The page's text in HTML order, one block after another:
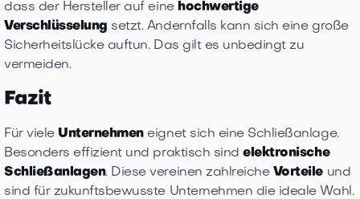
dass der Hersteller auf eine hochwertige
Verschlüsselung setzt. Andernfalls kann sich eine große
Sicherheitslücke auftun. Das gilt es unbedingt zu
vermeiden.
Fazit
Für viele Unternehmeneignet sich eine Schließanlage.
Besonders effizient und praktisch sindelektronische
Schließanlagen. Diese vereinen zahlreiche Vorteile und
sind für zukunftsbewusste Unternehmen die ideale Wahl.